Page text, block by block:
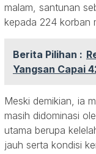
malam, santunan
kepada 224 korban
Berita Pilihan :
Yangsan Capai
Meski demikian, ia
masih didominasi
utama berupa
jauh serta kondisi